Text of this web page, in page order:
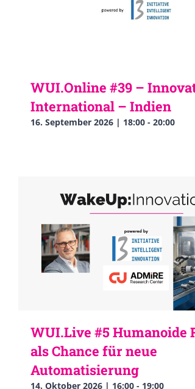
WUI.Online #39 –
International – Indien
16. September 2026 | 18:00- 20:00
WUI.Live #5 Humanoide
als Chance für neue
Automatisierung
14. Oktober 2026 | 16:00- 19:00